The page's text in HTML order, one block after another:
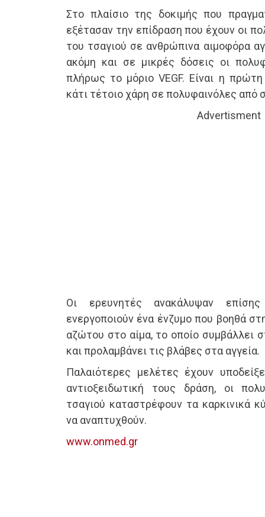
Στο πλαίσιο της δοκιμής που
εξέτασαν την επίδραση που έχουν οι
του τσαγιού σε ανθρώπινα αιμοφόρα
ακόμη και σε μικρές δόσεις οι
πλήρως το μόριο VEGF. Είναι η
κάτι τέτοιο χάρη σε πολυφαινόλες από
Advertisment
Οι ερευνητές ανακάλυψαν
ενεργοποιούν ένα ένζυμο που βοηθά
αζώτου στο αίμα, το οποίο συμβάλλει
και προλαμβάνει τις βλάβες στα αγγεία.
Παλαιότερες μελέτες έχουν
αντιοξειδωτική τους δράση, οι
τσαγιού καταστρέφουν τα καρκινικά
να αναπτυχθούν.
www.onmed.gr